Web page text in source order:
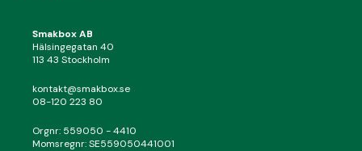
Smakbox AB
Hälsingegatan 40
113 43 Stockholm
kontakt@smakbox.se
08-120 223 80
Orgnr: 559050 - 4410
Momsregnr: SE559050441001